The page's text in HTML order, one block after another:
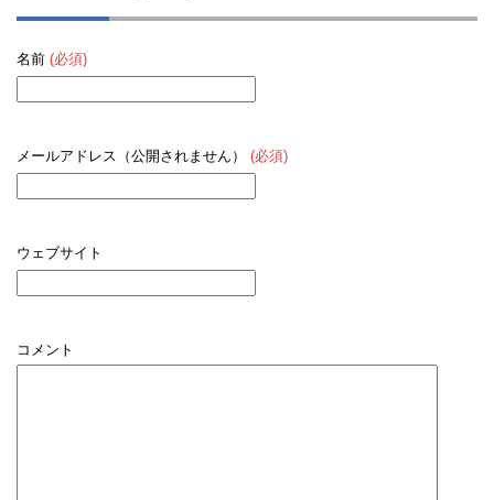
名前 (必須)
メールアドレス（公開されません） (必須)
ウェブサイト
コメント